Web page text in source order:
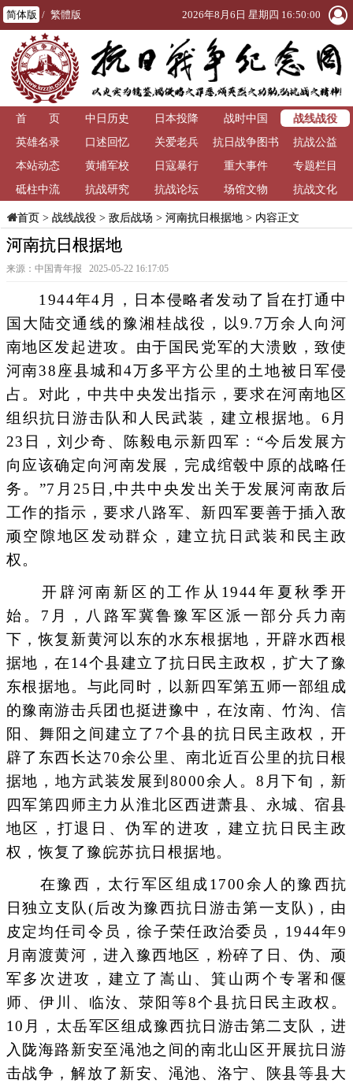
简体版 / 繁體版 2026年8月6日 星期四 16:50:00
首 页 中日历史 日本投降 战时中国
战线战役
英雄名录
口述回忆 关爱老兵
抗日战争图书
馆
抗战公益
本站动态
黄埔军校 日寇暴行 重大事件
专题栏目
砥柱中流
抗战研究 抗战论坛 场馆文物 抗战文化
首页> 战线战役> 敌后战场 > 河南抗日根据地> 内容正文
河南抗日根据地
来源：中国青年报 2025-05-22 16:17:05
1944年4月，日本侵略者发动了旨在打通中
国大陆交通线的豫湘桂战役，以9.7万余人向河
南地区发起进攻。由于国民党军的大溃败，致使
河南38座县城和4万多平方公里的土地被日军侵
占。对此，中共中央发出指示，要求在河南地区
组织抗日游击队和人民武装，建立根据地。6月
23日，刘少奇、陈毅电示新四军：“今后发展方
向应该确定向河南发展，完成绾毂中原的战略任
务。”7月25日,中共中央发出关于发展河南敌后
工作的指示，要求八路军、新四军要善于插入敌
顽空隙地区发动群众，建立抗日武装和民主政
权。
开辟河南新区的工作从1944年夏秋季开
始。7月，八路军冀鲁豫军区派一部分兵力南
下，恢复新黄河以东的水东根据地，开辟水西根
据地，在14个县建立了抗日民主政权，扩大了豫
东根据地。与此同时，以新四军第五师一部组成
的豫南游击兵团也挺进豫中，在汝南、竹沟、信
阳、舞阳之间建立了7个县的抗日民主政权，开
辟了东西长达70余公里、南北近百公里的抗日根
据地，地方武装发展到8000余人。8月下旬，新
四军第四师主力从淮北区西进萧县、永城、宿县
地区，打退日、伪军的进攻，建立抗日民主政
权，恢复了豫皖苏抗日根据地。
在豫西，太行军区组成1700余人的豫西抗
日独立支队(后改为豫西抗日游击第一支队)，由
皮定均任司令员，徐子荣任政治委员，1944年9
月南渡黄河，进入豫西地区，粉碎了日、伪、顽
军多次进攻，建立了嵩山、箕山两个专署和偃
师、伊川、临汝、荥阳等8个县抗日民主政权。
10月，太岳军区组成豫西抗日游击第二支队，进
入陇海路新安至渑池之间的南北山区开展抗日游
击战争，解放了新安、渑池、洛宁、陕县等县大